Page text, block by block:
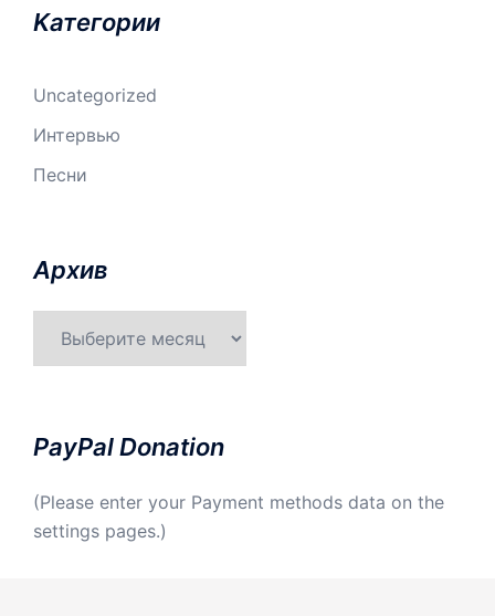
Kатегории
Uncategorized
Интервью
Песни
Aрхив
PayPal Donation
(Please enter your Payment methods data on the
settings pages.)